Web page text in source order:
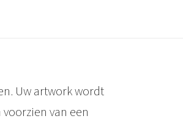
Uw artwork wordt
van een